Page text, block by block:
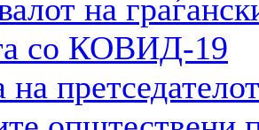
на
со КОВИД-19
на